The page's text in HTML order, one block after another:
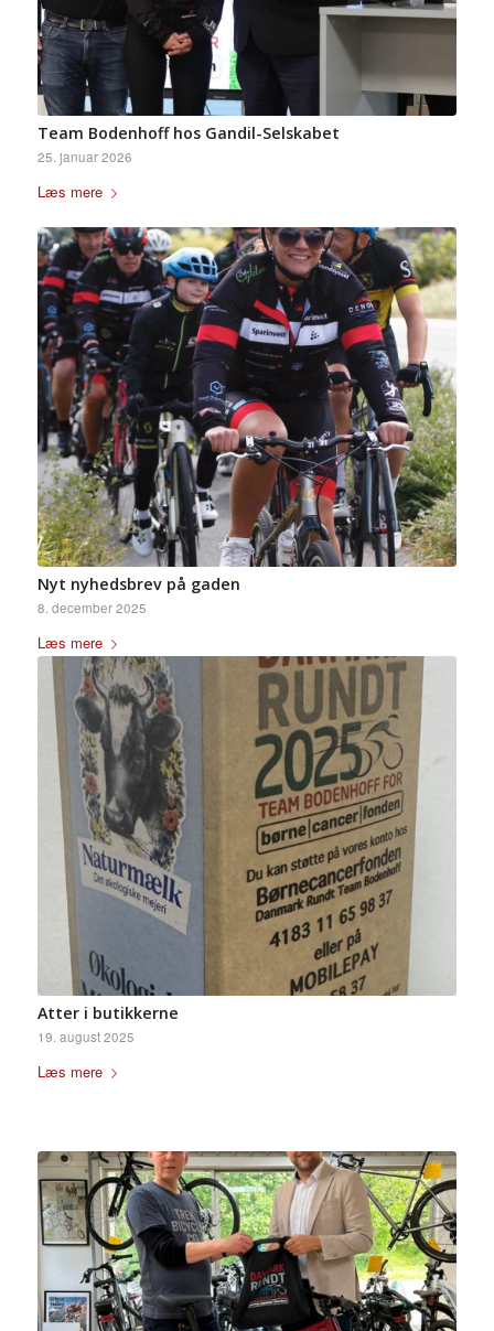
Team Bodenhoff hos Gandil-Selskabet
25. januar 2026
Læs mere
Nyt nyhedsbrev på gaden
8. december 2025
Læs mere
Atter i butikkerne
19. august 2025
Læs mere